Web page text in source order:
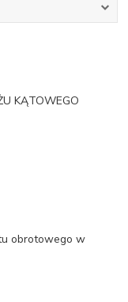
KĄTOWEGO
obrotowego w